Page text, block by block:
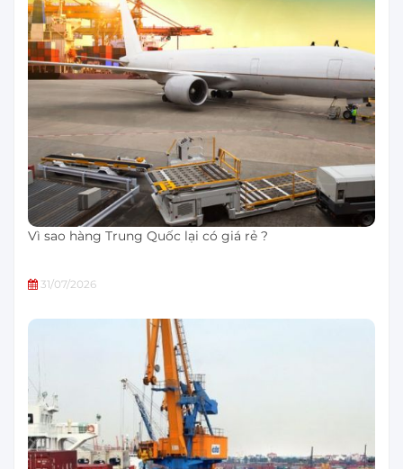
Vì sao hàng Trung Quốc lại có giá rẻ ?
31/07/2026